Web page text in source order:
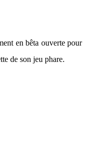
en bêta ouverte pour
de son jeu phare.